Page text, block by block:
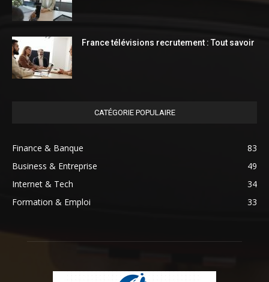
France télévisions recrutement : Tout savoir
CATÉGORIE POPULAIRE
Finance & Banque
83
Business & Entreprise
49
Internet & Tech
34
Formation & Emploi
33